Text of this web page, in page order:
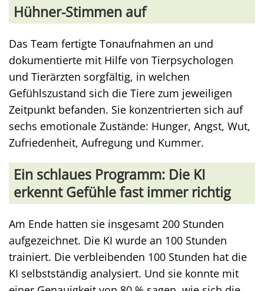
Hühner-Stimmen auf
Das Team fertigte Tonaufnahmen an und
dokumentierte mit Hilfe von Tierpsychologen
und Tierärzten sorgfältig, in welchen
Gefühlszustand sich die Tiere zum jeweiligen
Zeitpunkt befanden. Sie konzentrierten sich auf
sechs emotionale Zustände: Hunger, Angst, Wut,
Zufriedenheit, Aufregung und Kummer.
Ein schlaues Programm: Die KI
erkennt Gefühle fast immer richtig
Am Ende hatten sie insgesamt 200 Stunden
aufgezeichnet. Die KI wurde an 100 Stunden
trainiert. Die verbleibenden 100 Stunden hat die
KI selbstständig analysiert. Und sie konnte mit